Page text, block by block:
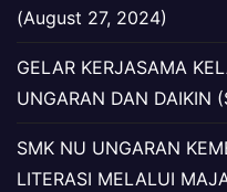
(August 27, 2024)
GELAR KERJASAMA
UNGARAN DAN DAIKIN
SMK NU UNGARAN
LITERASI MELALUI